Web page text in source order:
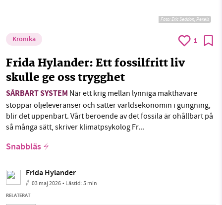
Foto: Eric Seddon, Pexels
Krönika 1
Frida Hylander: Ett fossilfritt liv
skulle ge oss trygghet
SÅRBART SYSTEM När ett krig mellan lynniga makthavare
stoppar oljeleveranser och sätter världsekonomin i gungning,
blir det uppenbart. Vårt beroende av det fossila är ohållbart på
så många sätt, skriver klimatpsykolog Fr...
Snabbläs
Frida Hylander
03 maj 2026• Lästid:5 min
RELATERAT